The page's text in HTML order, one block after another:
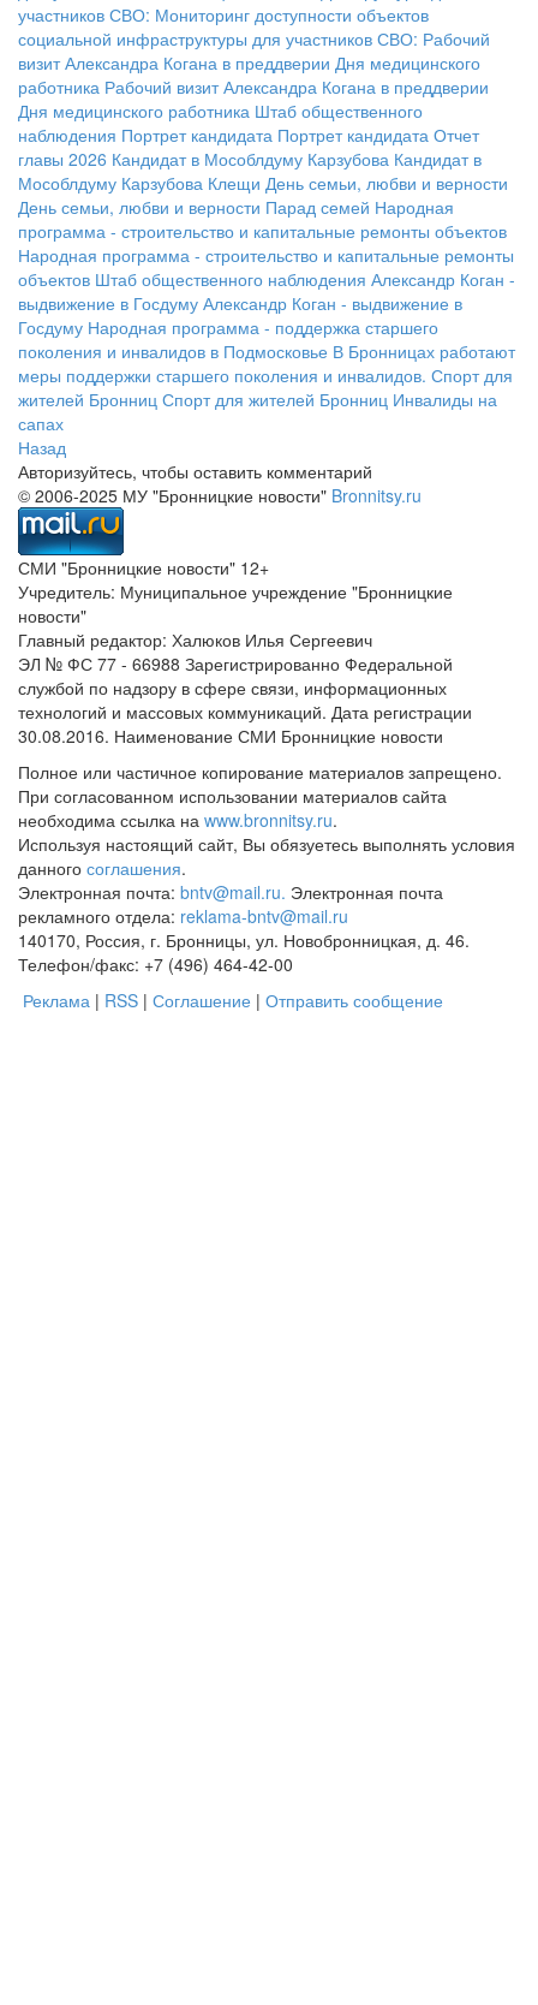
участников СВО: Мониторинг доступности объектов
социальной инфраструктуры для участников СВО: Рабочий
визит Александра Когана в преддверии Дня медицинского
работника Рабочий визит Александра Когана в преддверии
Дня медицинского работника Штаб общественного
наблюдения Портрет кандидата Портрет кандидата Отчет
главы 2026 Кандидат в Мособлдуму Карзубова Кандидат в
Мособлдуму Карзубова Клещи День семьи, любви и верности
День семьи, любви и верности Парад семей Народная
программа - строительство и капитальные ремонты объектов
Народная программа - строительство и капитальные ремонты
объектов Штаб общественного наблюдения Александр Коган -
выдвижение в Госдуму Александр Коган - выдвижение в
Госдуму Народная программа - поддержка старшего
поколения и инвалидов в Подмосковье В Бронницах работают
меры поддержки старшего поколения и инвалидов. Спорт для
жителей Бронниц Спорт для жителей Бронниц Инвалиды на
сапах
Назад
Авторизуйтесь, чтобы оставить комментарий
© 2006-2025 МУ "Бронницкие новости" Bronnitsy.ru
СМИ "Бронницкие новости" 12+
Учредитель: Муниципальное учреждение "Бронницкие
новости"
Главный редактор: Халюков Илья Сергеевич
ЭЛ № ФС 77 - 66988 Зарегистрированно Федеральной
службой по надзору в сфере связи, информационных
технологий и массовых коммуникаций. Дата регистрации
30.08.2016. Наименование СМИ Бронницкие новости
Полное или частичное копирование материалов запрещено.
При согласованном использовании материалов сайта
необходима ссылка на www.bronnitsy.ru.
Используя настоящий сайт, Вы обязуетесь выполнять условия
данного соглашения.
Электронная почта: bntv@mail.ru. Электронная почта
рекламного отдела: reklama-bntv@mail.ru
140170, Россия, г. Бронницы, ул. Новобронницкая, д. 46.
Телефон/факс: +7 (496) 464-42-00
Реклама | RSS | Соглашение | Отправить сообщение